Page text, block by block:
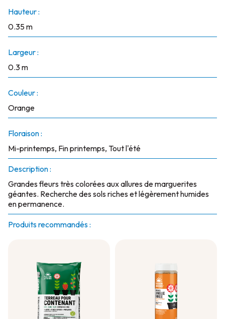
Hauteur :
0.35 m
Largeur :
0.3 m
Couleur :
Orange
Floraison :
Mi-printemps, Fin printemps, Tout l'été
Description :
Grandes fleurs très colorées aux allures de marguerites
géantes. Recherche des sols riches et légèrement humides
en permanence.
Produits recommandés :